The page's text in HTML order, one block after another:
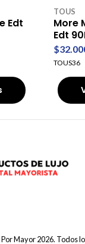
Edt
TOUS
More
Edt
TOUS36
Mayor 2026. Todos